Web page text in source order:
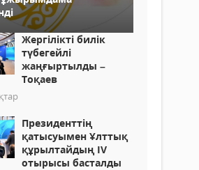
Жергілікті билік
түбегейлі
жаңғыртылды –
Тоқаев
Президенттің
қатысуымен Ұлттық
құрылтайдың IV
отырысы басталды